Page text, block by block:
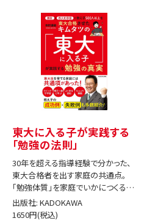
東大に入る子が実践する
「勉強の法則」
30年を超える指導経験で分かった、
東大合格者を出す家庭の共通点。
「勉強体質」を家庭でいかにつくる
か。
出版社: KADOKAWA
1650円(税込)